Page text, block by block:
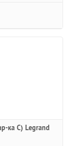
ка C) Legrand